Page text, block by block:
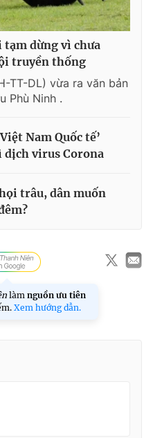
dừng vì chưa
truyền thống
TT-DL) vừa ra văn bản
Phù Ninh .
Nam Quốc tế’
dịch virus Corona
trâu, dân muốn
làm nguồn ưu tiên
Xem hướng dẫn.